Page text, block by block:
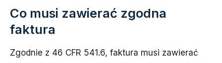
Co musi zawierać zgodna
faktura
Zgodnie z 46 CFR 541.6, faktura musi zawierać